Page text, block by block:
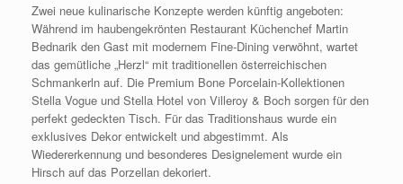
Zwei neue kulinarische Konzepte werden künftig angeboten:
Während im haubengekrönten Restaurant Küchenchef Martin
Bednarik den Gast mit modernem Fine-Dining verwöhnt, wartet
das gemütliche „Herzl“ mit traditionellen österreichischen
Schmankerln auf. Die Premium Bone Porcelain-Kollektionen
Stella Vogue und Stella Hotel von Villeroy & Boch sorgen für den
perfekt gedeckten Tisch. Für das Traditionshaus wurde ein
exklusives Dekor entwickelt und abgestimmt. Als
Wiedererkennung und besonderes Designelement wurde ein
Hirsch auf das Porzellan dekoriert.